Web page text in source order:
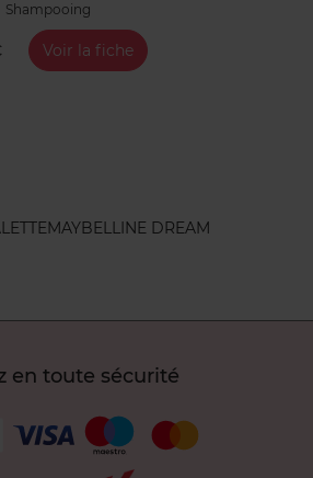
Shampooing
Voir la fiche
MAYBELLINE DREAM
en toute sécurité